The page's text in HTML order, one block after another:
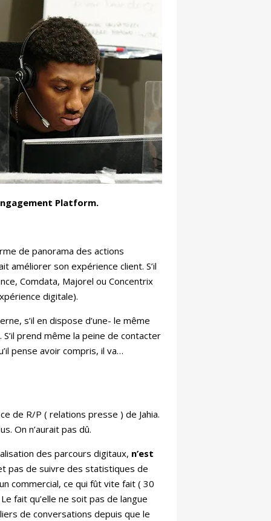
Platform.
de panorama des actions
son expérience client. S’il
Comdata, Majorel ou Concentrix
digitale).
s’il en dispose d’une- le même
prend même la peine de contacter
pense avoir compris, il va…
de R/P ( relations presse ) de Jahia.
On n’aurait pas dû.
des parcours digitaux, n’est
pas de suivre des statistiques de
commercial, ce qui fût vite fait ( 30
Le fait qu’elle ne soit pas de langue
de conversations depuis que le